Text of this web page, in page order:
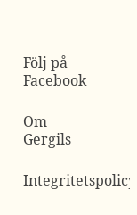
Följ på
Facebook
Om
Gergils
Integritetspolicy